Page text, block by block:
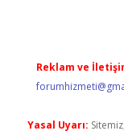
Reklam ve
Yasal Uyarı: